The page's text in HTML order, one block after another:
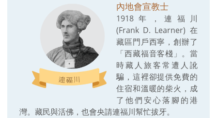
內地會宣教士
1918年，連福川
(Frank D. Learner)在
藏區門戶西寧，創辦了
「西藏福音客棧」。當
時藏人旅客常遭人訛
騙，這裡卻提供免費的
住宿和溫暖的柴火，成
了他們安心落腳的港
灣。藏民與活佛，也會央請連福川幫忙拔牙。